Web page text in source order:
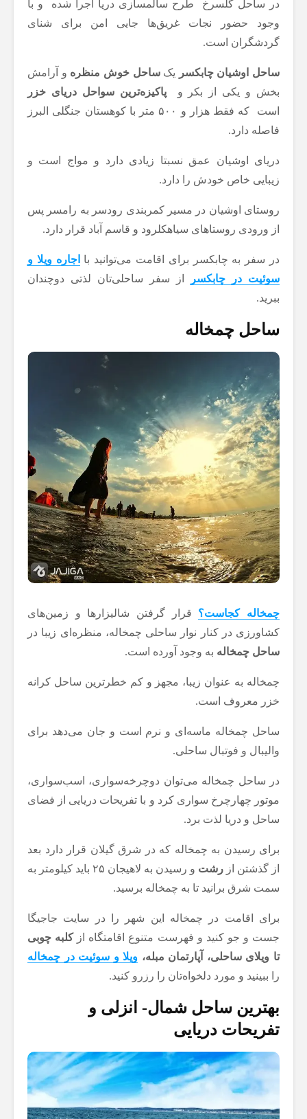
در ساحل گلسرخ طرح سالمسازی دریا اجرا شده و با
وجود حضور نجات غریق‌ها جایی امن برای شنای
گردشگران است.
ساحل اوشیان چابکسر یکساحل خوش منظره و آرامش
بخش و یکی از بکر و
پاکیزه‌ترین سواحل دریای خزر
است که فقط هزار و ۵۰۰ متر با کوهستان جنگلی البرز
فاصله دارد.
دریای اوشیان عمق نسبتا زیادی دارد و مواج است و
زیبایی خاص خودش را دارد.
روستای اوشیان در مسیر کمربندی رودسر به رامسر پس
از ورودی روستاهای سیاهکلرود و قاسم آباد قرار دارد.
در سفر به چابکسر برای اقامت می‌توانید با اجاره ویلا و
سوئیت در چابکسر
از سفر ساحلی‌تان لذتی دوچندان
ببرید.
ساحل چمخاله
چمخاله کجاست؟ قرار گرفتن شالیزارها و زمین‌های
کشاورزی در کنار نوار ساحلی چمخاله، منظره‌ای زیبا در
ساحل چمخاله به وجود آورده است.
چمخاله به عنوان زیبا، مجهز و کم خطرترین ساحل کرانه
خزر معروف است.
ساحل چمخاله ماسه‌ای و نرم است و جان می‌دهد برای
والیبال و فوتبال ساحلی.
در ساحل چمخاله می‌توان دوچرخه‌سواری، اسب‌سواری،
موتور چهارچرخ سواری کرد و با تفریحات دریایی از فضای
ساحل و دریا لذت برد.
برای رسیدن به چمخاله که در شرق گیلان قرار دارد بعد
از گذشتن از رشت
و رسیدن به لاهیجان ۲۵ باید کیلومتر به
سمت شرق برانید تا به چمخاله برسید.
برای اقامت در چمخاله این شهر را در سایت جاجیگا
جست و جو کنید و فهرست متنوع اقامتگاه از کلبه چوبی
تا ویلای ساحلی، آپارتمان مبله، ویلا و سوئیت در چمخاله
را ببینید و مورد دلخواه‌تان را رزرو کنید.
بهترین ساحل شمال- انزلی و
تفریحات دریایی